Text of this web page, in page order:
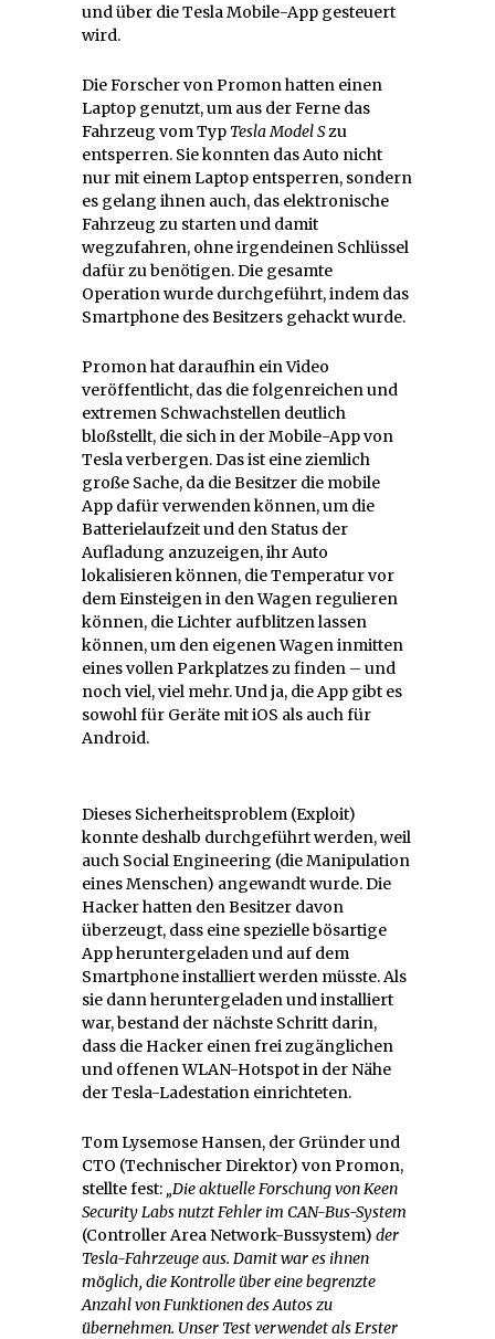
und über die Tesla Mobile-App gesteuert
wird.
Die Forscher von Promon hatten einen
Laptop genutzt, um aus der Ferne das
Fahrzeug vom Typ Tesla Model Szu
entsperren. Sie konnten das Auto nicht
nur mit einem Laptop entsperren, sondern
es gelang ihnen auch, das elektronische
Fahrzeug zu starten und damit
wegzufahren, ohne irgendeinen Schlüssel
dafür zu benötigen. Die gesamte
Operation wurde durchgeführt, indem das
Smartphone des Besitzers gehackt wurde.
Promon hat daraufhin ein Video
veröffentlicht, das die folgenreichen und
extremen Schwachstellen deutlich
bloßstellt, die sich in der Mobile-App von
Tesla verbergen. Das ist eine ziemlich
große Sache, da die Besitzer die mobile
App dafür verwenden können, um die
Batterielaufzeit und den Status der
Aufladung anzuzeigen, ihr Auto
lokalisieren können, die Temperatur vor
dem Einsteigen in den Wagen regulieren
können, die Lichter aufblitzen lassen
können, um den eigenen Wagen inmitten
eines vollen Parkplatzes zu finden – und
noch viel, viel mehr. Und ja, die App gibt es
sowohl für Geräte mit iOS als auch für
Android.
Dieses Sicherheitsproblem (Exploit)
konnte deshalb durchgeführt werden, weil
auch Social Engineering (die Manipulation
eines Menschen) angewandt wurde. Die
Hacker hatten den Besitzer davon
überzeugt, dass eine spezielle bösartige
App heruntergeladen und auf dem
Smartphone installiert werden müsste. Als
sie dann heruntergeladen und installiert
war, bestand der nächste Schritt darin,
dass die Hacker einen frei zugänglichen
und offenen WLAN-Hotspot in der Nähe
der Tesla-Ladestation einrichteten.
Tom Lysemose Hansen, der Gründer und
CTO (Technischer Direktor) von Promon,
stellte fest:„Die aktuelle Forschung von Keen
Security Labs nutzt Fehler im CAN-Bus-System
(Controller Area Network-Bussystem) der
Tesla-Fahrzeuge aus. Damit war es ihnen
möglich, die Kontrolle über eine begrenzte
Anzahl von Funktionen des Autos zu
übernehmen. Unser Test verwendet als Erster